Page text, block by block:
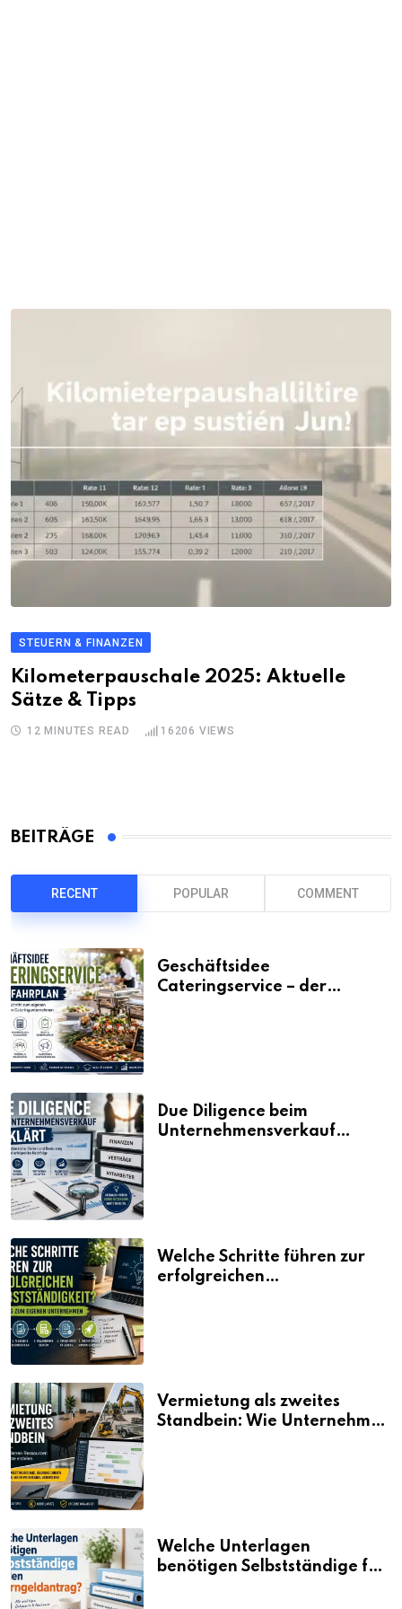
STEUERN & FINANZEN
Kilometerpauschale 2025: Aktuelle
Sätze & Tipps
12 MINUTES READ 16206 VIEWS
BEITRÄGE
RECENT POPULAR COMMENT
Geschäftsidee
Cateringservice – der
Due Diligence beim
Unternehmensverkauf
Welche Schritte führen zur
erfolgreichen
Vermietung als zweites
Standbein: Wie Unternehmen
Welche Unterlagen
benötigen Selbstständige für